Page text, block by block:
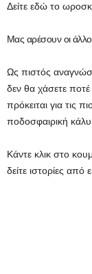
Δείτε εδώ το
Μας αρέσουν οι
Ως πιστός
δεν θα χάσετε ποτέ
πρόκειται για τις
ποδοσφαιρική
Κάντε κλικ στο
δείτε ιστορίες